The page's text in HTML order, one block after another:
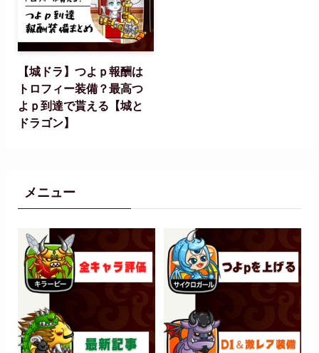
【城ドラ】つよｐ報酬は
トロフィー装備？最高つ
よｐ到達で貰える【城と
ドラゴン】
メニュー